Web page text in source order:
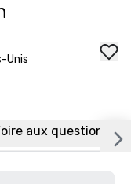
Unis
aux questions